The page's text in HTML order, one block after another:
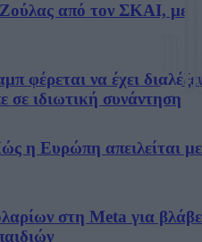
από τον ΣΚΑΙ, με
φέρεται να έχει διαλέξει
σε ιδιωτική συνάντηση
η Ευρώπη απειλείται με
στη Meta για